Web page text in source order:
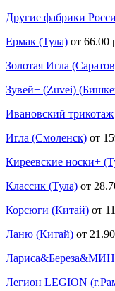
Другие фабрики
Ермак (Тула) от 66.00
Золотая Игла
Зувей+ (Zuvei)
Ивановский трикотаж
Игла (Смоленск) от
Киреевские носки+
Классик (Тула) от
Корсюги (Китай) от
Ланю (Китай) от
Легион LEGION